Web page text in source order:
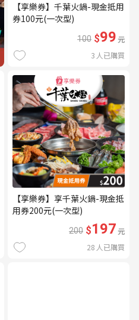
【享樂券】千葉火鍋-現金抵用
券100元(一次型)
100 $99元
3 人已購買
【享樂券】享千葉火鍋-現金抵
用券200元(一次型)
200 $197元
28 人已購買